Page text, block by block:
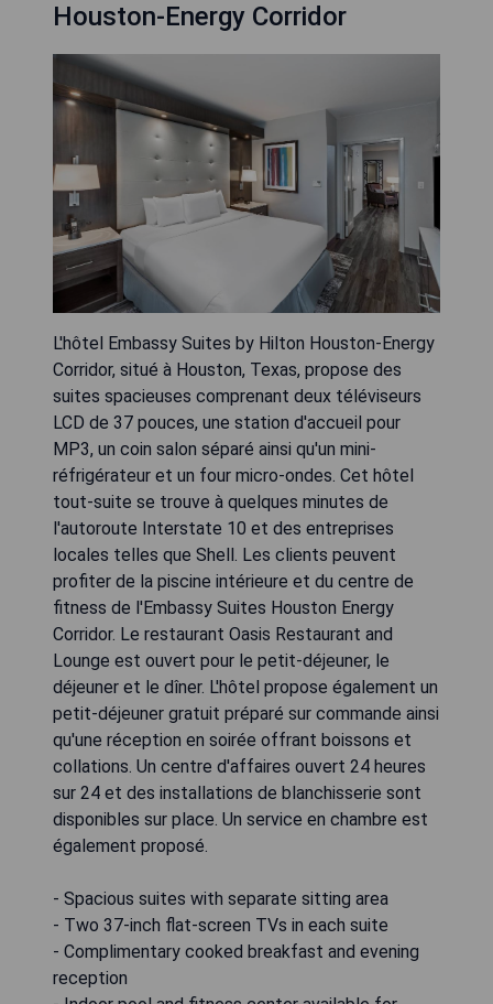
Houston-Energy Corridor
L'hôtel Embassy Suites by Hilton Houston-Energy
Corridor, situé à Houston, Texas, propose des
suites spacieuses comprenant deux téléviseurs
LCD de 37 pouces, une station d'accueil pour
MP3, un coin salon séparé ainsi qu'un mini-
réfrigérateur et un four micro-ondes. Cet hôtel
tout-suite se trouve à quelques minutes de
l'autoroute Interstate 10 et des entreprises
locales telles que Shell. Les clients peuvent
profiter de la piscine intérieure et du centre de
fitness de l'Embassy Suites Houston Energy
Corridor. Le restaurant Oasis Restaurant and
Lounge est ouvert pour le petit-déjeuner, le
déjeuner et le dîner. L'hôtel propose également un
petit-déjeuner gratuit préparé sur commande ainsi
qu'une réception en soirée offrant boissons et
collations. Un centre d'affaires ouvert 24 heures
sur 24 et des installations de blanchisserie sont
disponibles sur place. Un service en chambre est
également proposé.
- Spacious suites with separate sitting area
- Two 37-inch flat-screen TVs in each suite
- Complimentary cooked breakfast and evening
reception